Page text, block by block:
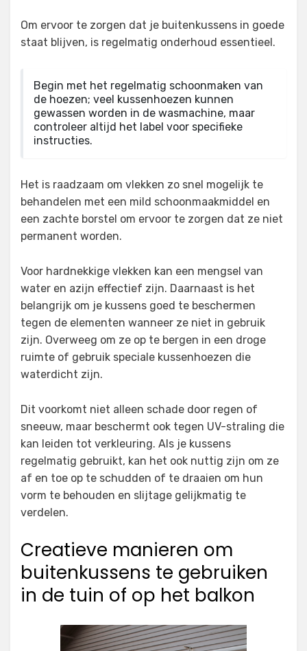
Om ervoor te zorgen dat je buitenkussens in goede
staat blijven, is regelmatig onderhoud essentieel.
Begin met het regelmatig schoonmaken van
de hoezen; veel kussenhoezen kunnen
gewassen worden in de wasmachine, maar
controleer altijd het label voor specifieke
instructies.
Het is raadzaam om vlekken zo snel mogelijk te
behandelen met een mild schoonmaakmiddel en
een zachte borstel om ervoor te zorgen dat ze niet
permanent worden.
Voor hardnekkige vlekken kan een mengsel van
water en azijn effectief zijn. Daarnaast is het
belangrijk om je kussens goed te beschermen
tegen de elementen wanneer ze niet in gebruik
zijn. Overweeg om ze op te bergen in een droge
ruimte of gebruik speciale kussenhoezen die
waterdicht zijn.
Dit voorkomt niet alleen schade door regen of
sneeuw, maar beschermt ook tegen UV-straling die
kan leiden tot verkleuring. Als je kussens
regelmatig gebruikt, kan het ook nuttig zijn om ze
af en toe op te schudden of te draaien om hun
vorm te behouden en slijtage gelijkmatig te
verdelen.
Creatieve manieren om
buitenkussens te gebruiken
in de tuin of op het balkon